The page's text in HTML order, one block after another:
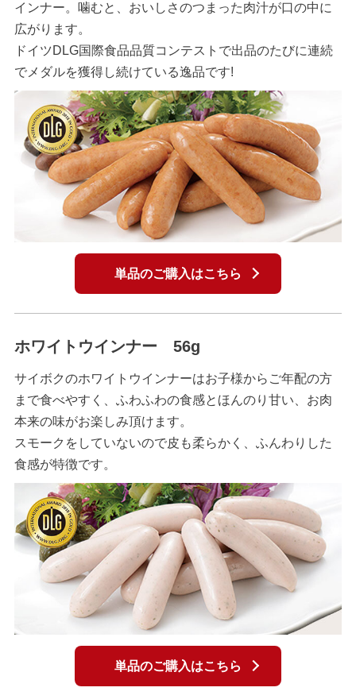
インナー。噛むと、おいしさのつまった肉汁が口の中に
広がります。
ドイツDLG国際食品品質コンテストで出品のたびに連続
でメダルを獲得し続けている逸品です!
単品のご購入はこちら
ホワイトウインナー 56g
サイボクのホワイトウインナーはお子様からご年配の方
まで食べやすく、ふわふわの食感とほんのり甘い、お肉
本来の味がお楽しみ頂けます。
スモークをしていないので皮も柔らかく、ふんわりした
食感が特徴です。
単品のご購入はこちら